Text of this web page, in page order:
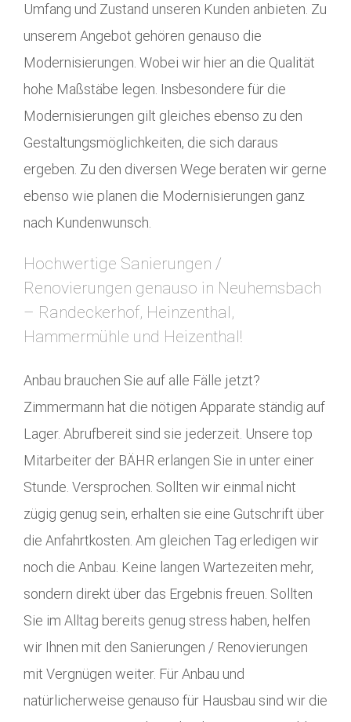
Umfang und Zustand unseren Kunden anbieten. Zu
unserem Angebot gehören genauso die
Modernisierungen. Wobei wir hier an die Qualität
hohe Maßstäbe legen. Insbesondere für die
Modernisierungen gilt gleiches ebenso zu den
Gestaltungsmöglichkeiten, die sich daraus
ergeben. Zu den diversen Wege beraten wir gerne
ebenso wie planen die Modernisierungen ganz
nach Kundenwunsch.
Hochwertige Sanierungen /
Renovierungen genauso in Neuhemsbach
– Randeckerhof, Heinzenthal,
Hammermühle und Heizenthal!
Anbau brauchen Sie auf alle Fälle jetzt?
Zimmermann hat die nötigen Apparate ständig auf
Lager. Abrufbereit sind sie jederzeit. Unsere top
Mitarbeiter der BÄHR erlangen Sie in unter einer
Stunde. Versprochen. Sollten wir einmal nicht
zügig genug sein, erhalten sie eine Gutschrift über
die Anfahrtkosten. Am gleichen Tag erledigen wir
noch die Anbau. Keine langen Wartezeiten mehr,
sondern direkt über das Ergebnis freuen. Sollten
Sie im Alltag bereits genug stress haben, helfen
wir Ihnen mit den Sanierungen / Renovierungen
mit Vergnügen weiter. Für Anbau und
natürlicherweise genauso für Hausbau sind wir die